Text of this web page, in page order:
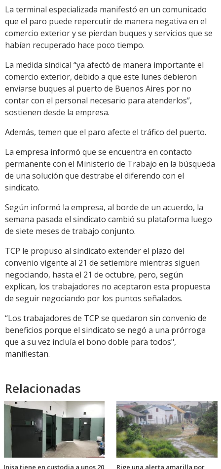
La terminal especializada manifestó en un comunicado
que el paro puede repercutir de manera negativa en el
comercio exterior y se pierdan buques y servicios que se
habían recuperado hace poco tiempo.
La medida sindical “ya afectó de manera importante el
comercio exterior, debido a que este lunes debieron
enviarse buques al puerto de Buenos Aires por no
contar con el personal necesario para atenderlos”,
sostienen desde la empresa.
Además, temen que el paro afecte el tráfico del puerto.
La empresa informó que se encuentra en contacto
permanente con el Ministerio de Trabajo en la búsqueda
de una solución que destrabe el diferendo con el
sindicato.
Según informó la empresa, al borde de un acuerdo, la
semana pasada el sindicato cambió su plataforma luego
de siete meses de trabajo conjunto.
TCP le propuso al sindicato extender el plazo del
convenio vigente al 21 de setiembre mientras siguen
negociando, hasta el 21 de octubre, pero, según
explican, los trabajadores no aceptaron esta propuesta
de seguir negociando por los puntos señalados.
“Los trabajadores de TCP se quedaron sin convenio de
beneficios porque el sindicato se negó a una prórroga
que a su vez incluía el bono doble para todos",
manifiestan.
Relacionadas
Inisa tiene en custodia a unos 20
Rige una alerta amarilla por